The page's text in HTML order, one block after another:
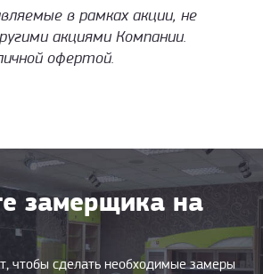
в рамках акции, не
акциями Компании.
офертой.
замерщика на
чтобы сделать необходимые замеры